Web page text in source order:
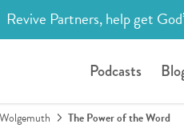
Revive Partners, help get
Podcasts
The Power of the Word